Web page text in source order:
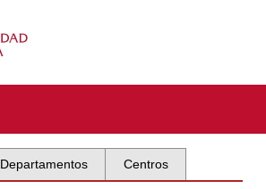
Departamentos Centros